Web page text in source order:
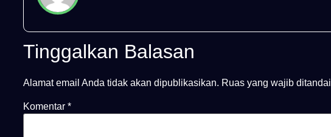
Tinggalkan Balasan
Alamat email Anda tidak akan dipublikasikan. Ruas yang wajib ditandai
Komentar *